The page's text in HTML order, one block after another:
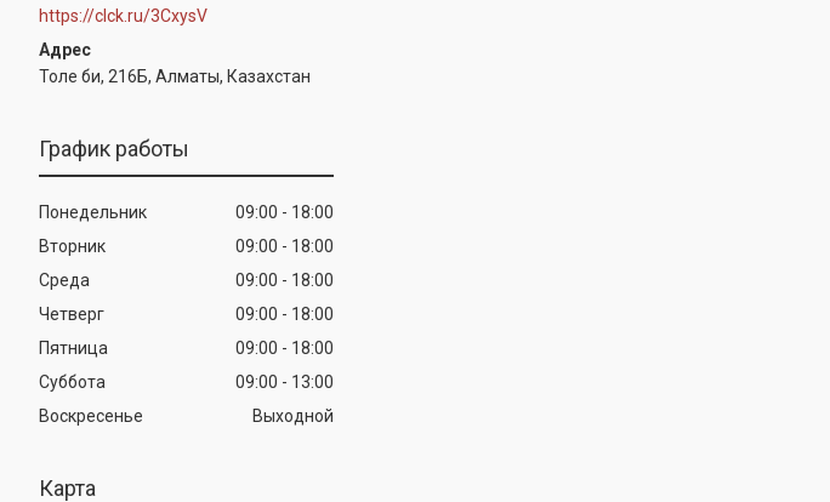
https://clck.ru/3CxysV
Толе би, 216Б, Алматы, Казахстан
График работы
Понедельник 09:00
18:00
Вторник
09:00
18:00
Среда
09:00
18:00
Четверг
09:00
18:00
Пятница
09:00
18:00
Суббота
09:00
13:00
Воскресенье
Выходной
Карта